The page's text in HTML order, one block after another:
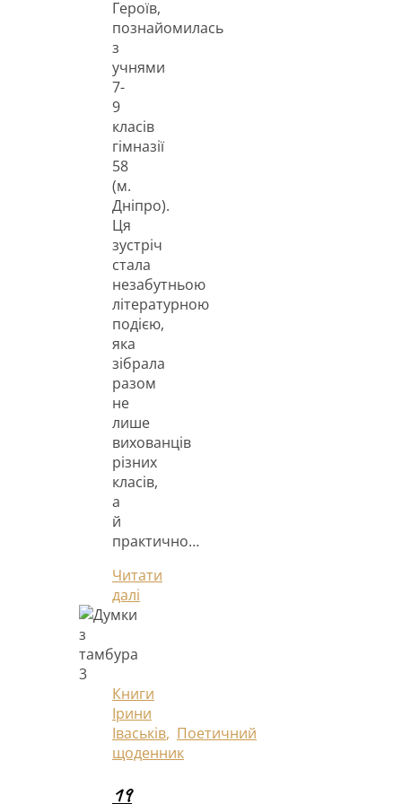
Героїв,
познайомилась
з
учнями
7-
9
класів
гімназії
58
(м.
Дніпро).
Ця
зустріч
стала
незабутньою
літературною
подією,
яка
зібрала
разом
не
лише
вихованців
різних
класів,
а
й
практично…
Читати
далі
Книги
Ірини
Іваськів, Поетичний
щоденник
19